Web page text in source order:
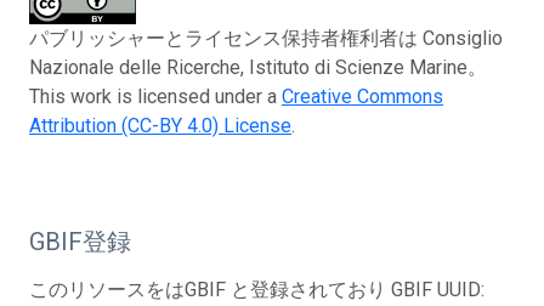
パブリッシャーとライセンス保持者権利者は Consiglio
Nazionale delle Ricerche, Istituto di Scienze Marine。
This work is licensed under a Creative Commons
Attribution (CC-BY 4.0) License.
GBIF登録
このリソースをはGBIF と登録されており GBIF UUID: